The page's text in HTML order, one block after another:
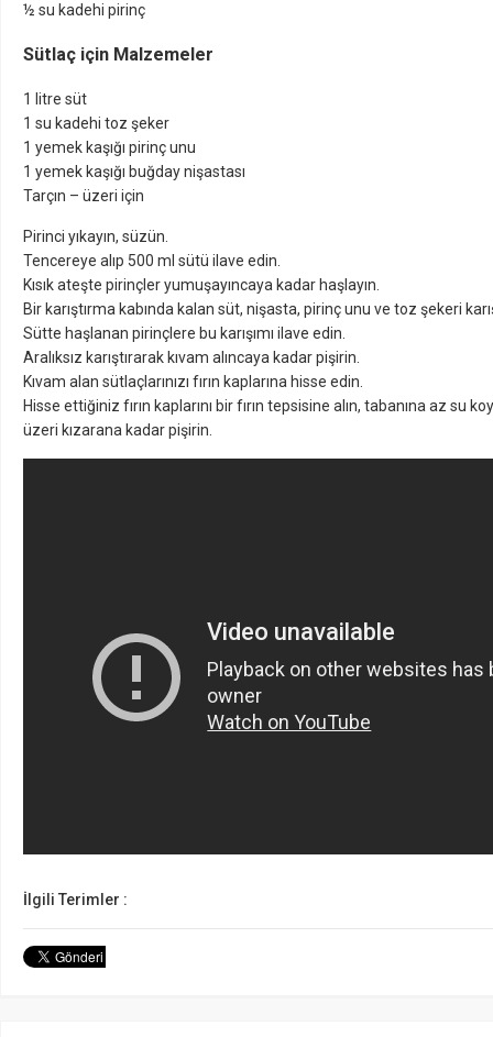
½ su kadehi pirinç
Sütlaç için Malzemeler
1 litre süt
1 su kadehi toz şeker
1 yemek kaşığı pirinç unu
1 yemek kaşığı buğday nişastası
Tarçın – üzeri için
Pirinci yıkayın, süzün.
Tencereye alıp 500 ml sütü ilave edin.
Kısık ateşte pirinçler yumuşayıncaya kadar haşlayın.
Bir karıştırma kabında kalan süt, nişasta, pirinç unu ve toz şekeri
Sütte haşlanan pirinçlere bu karışımı ilave edin.
Aralıksız karıştırarak kıvam alıncaya kadar pişirin.
Kıvam alan sütlaçlarınızı fırın kaplarına hisse edin.
Hisse ettiğiniz fırın kaplarını bir fırın tepsisine alın, tabanına az su
üzeri kızarana kadar pişirin.
İlgili Terimler :